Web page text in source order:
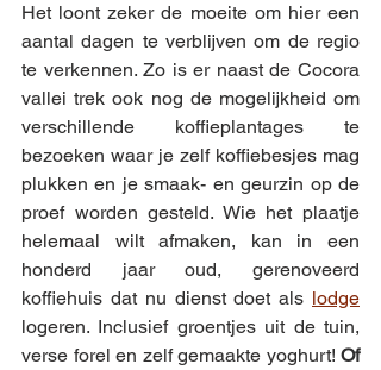
Het loont zeker de moeite om hier een
aantal dagen te verblijven om de regio
te verkennen. Zo is er naast de Cocora
vallei trek ook nog de mogelijkheid om
verschillende koffieplantages te
bezoeken waar je zelf koffiebesjes mag
plukken en je smaak- en geurzin op de
proef worden gesteld. Wie het plaatje
helemaal wilt afmaken, kan in een
honderd jaar oud, gerenoveerd
koffiehuis dat nu dienst doet als lodge
logeren. Inclusief groentjes uit de tuin,
verse forel en zelf gemaakte yoghurt! Of